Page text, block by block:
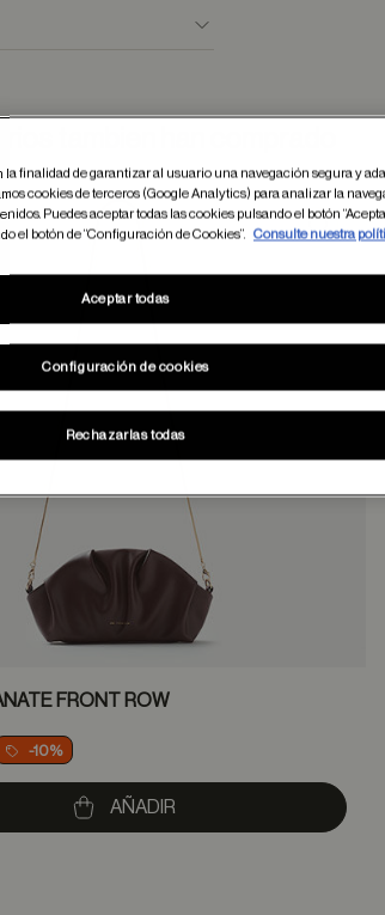
FRONT ROW
from
-10%
AÑADIR
finalidad de garantizar al usuario una navegación segura y
cookies de terceros (Google Analytics) para analizar la
Puedes aceptar todas las cookies pulsando el botón
el botón de “Configuración de Cookies”.
Consulte nuestra
Configuración de cookies
Rechazarlas todas
Aceptar todas